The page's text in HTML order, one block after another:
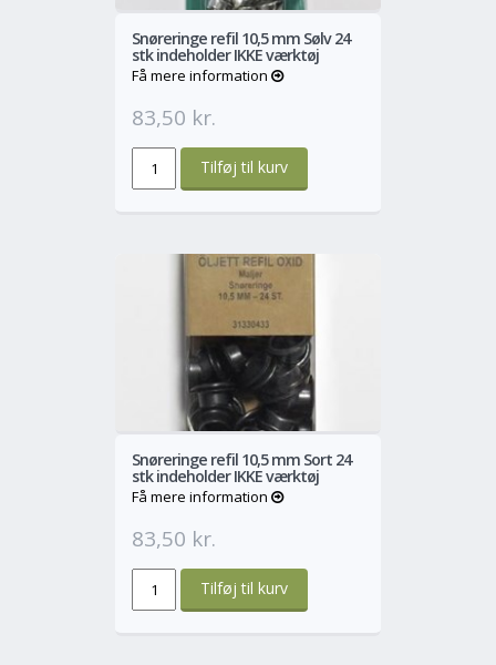
Snøreringe refil 10,5 mm Sølv 24
stk indeholder IKKE værktøj
Få mere information
83,50 kr.
Snøreringe refil 10,5 mm Sort 24
stk indeholder IKKE værktøj
Få mere information
83,50 kr.